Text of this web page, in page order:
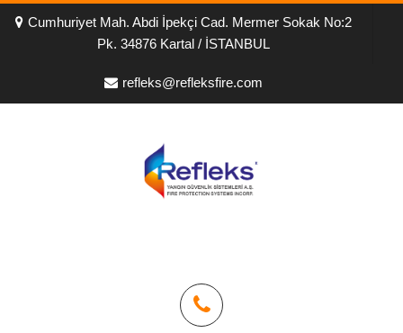
Cumhuriyet Mah. Abdi İpekçi Cad. Mermer Sokak No:2
Pk. 34876 Kartal / İSTANBUL
refleks@refleksfire.com